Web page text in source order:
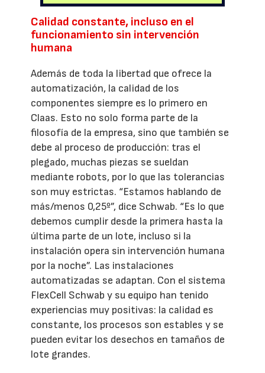
Calidad constante, incluso en el
funcionamiento sin intervención
humana
Además de toda la libertad que ofrece la
automatización, la calidad de los
componentes siempre es lo primero en
Claas. Esto no solo forma parte de la
filosofía de la empresa, sino que también se
debe al proceso de producción: tras el
plegado, muchas piezas se sueldan
mediante robots, por lo que las tolerancias
son muy estrictas. “Estamos hablando de
más/menos 0,25º”, dice Schwab. “Es lo que
debemos cumplir desde la primera hasta la
última parte de un lote, incluso si la
instalación opera sin intervención humana
por la noche”. Las instalaciones
automatizadas se adaptan. Con el sistema
FlexCell Schwab y su equipo han tenido
experiencias muy positivas: la calidad es
constante, los procesos son estables y se
pueden evitar los desechos en tamaños de
lote grandes.